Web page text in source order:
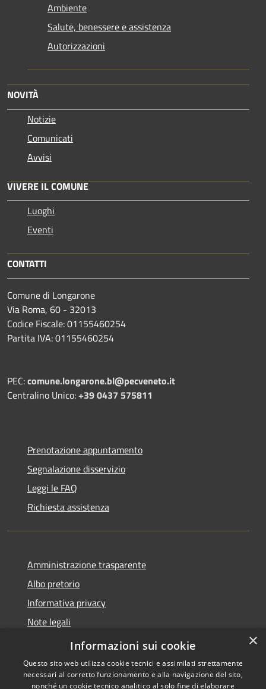
Ambiente
Salute, benessere e assistenza
Autorizzazioni
NOVITÀ
Notizie
Comunicati
Avvisi
VIVERE IL COMUNE
Luoghi
Eventi
CONTATTI
Comune di Longarone
Via Roma, 60 - 32013
Codice Fiscale: 01155460254
Partita IVA: 01155460254
PEC:comune.longarone.bl@pecveneto.it
Centralino Unico:+39 0437 575811
Prenotazione appuntamento
Segnalazione disservizio
Leggi le FAQ
Richiesta assistenza
Amministrazione trasparente
Albo pretorio
Informativa privacy
Note legali
Dichiarazione di accessibilità
×
Informazioni sui cookie
Questo sito web utilizza cookie tecnici e assimilati strettamente
necessari al corretto funzionamento e alla navigazione del sito,
nonché un cookie tecnico analitico al solo fine di elaborare